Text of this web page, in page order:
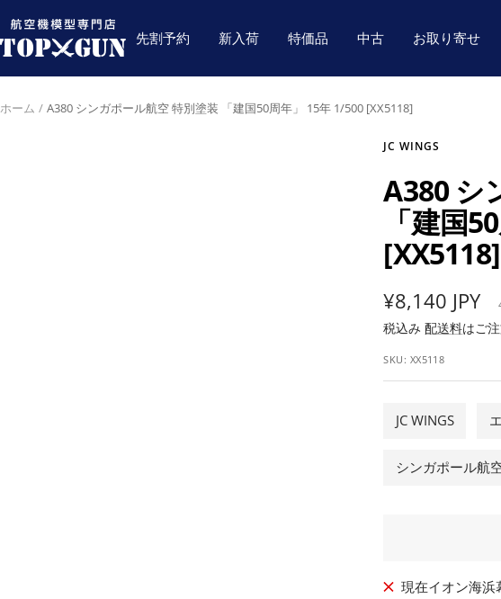
ン
テ
ン
ツ
先割予約 新入荷 特価品 中古 お取り寄せ
航
空
機
型
ホーム A380 シンガポール航空 特別塗装 「建国50周年」 15年 1/500 [XX5118]
JC WINGS
A380 シ
「建国
[XX5118]
セ
ー
ル
格
¥8,140 JPY
税込み配送料はご
SKU: XX5118
JC WINGS
シンガポール航
現在イオン海浜